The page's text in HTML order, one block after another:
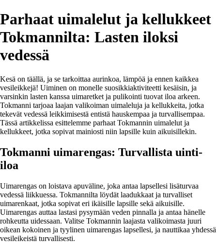
Parhaat uimalelut ja kellukkeet
Tokmannilta: Lasten iloksi
vedessä
Kesä on täällä, ja se tarkoittaa aurinkoa, lämpöä ja ennen kaikkea
vesileikkejä! Uiminen on monelle suosikkiaktiviteetti kesäisin, ja
varsinkin lasten kanssa uimaretket ja pulikointi tuovat iloa arkeen.
Tokmanni tarjoaa laajan valikoiman uimaleluja ja kellukkeita, jotka
tekevät vedessä leikkimisestä entistä hauskempaa ja turvallisempaa.
Tässä artikkelissa esittelemme parhaat Tokmannin uimalelut ja
kellukkeet, jotka sopivat mainiosti niin lapsille kuin aikuisillekin.
Tokmanni uimarengas: Turvallista uinti-
iloa
Uimarengas on loistava apuväline, joka antaa lapsellesi lisäturvaa
vedessä liikkuessa. Tokmannilta löydät laadukkaat ja turvalliset
uimarenkaat, jotka sopivat eri ikäisille lapsille sekä aikuisille.
Uimarengas auttaa lastasi pysymään veden pinnalla ja antaa hänelle
rohkeutta uidessaan. Valitse Tokmannin laajasta valikoimasta juuri
oikean kokoinen ja tyylinen uimarengas lapsellesi, ja nauttikaa yhdessä
vesileikeistä turvallisesti.